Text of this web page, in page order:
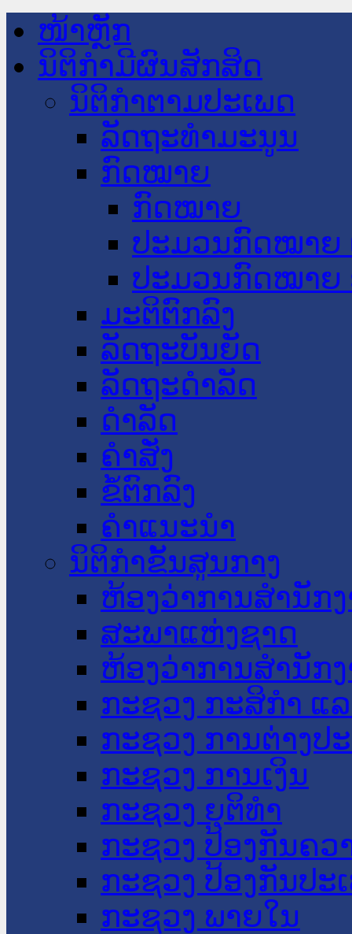
ໜ້າຫຼັກ
ນິຕິກໍາມີຜົນສັກສິດ
ນິຕິກໍາຕາມປະເພດ
ລັດຖະທໍາມະນູນ
ກົດໝາຍ
ກົດໝາຍ
ປະມວນກົດໝາຍ
ປະມວນກົດໝາຍ
ມະຕິຕົກລົງ
ລັດຖະບັນຍັດ
ລັດຖະດໍາລັດ
ດໍາລັດ
ຄໍາສັ່ງ
ຂໍ້ຕົກລົງ
ຄໍາແນະນໍາ
ນິຕິກໍາຂັ້ນສູນກາງ
ຫ້ອງວ່າການສໍານັກ
ສະພາແຫ່ງຊາດ
ຫ້ອງວ່າການສຳນັກ
ກະຊວງ ກະສິກຳ ແ
ກະຊວງ ການຕ່າງປ
ກະຊວງ ການເງິນ
ກະຊວງ ຍຸຕິທໍາ
ກະຊວງ ປ້ອງກັນຄວ
ກະຊວງ ປ້ອງກັນປະ
ກະຊວງ ພາຍໃນ